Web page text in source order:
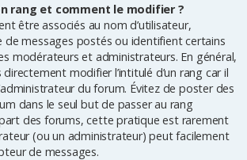
rang et comment le modifier ?
être associés au nom d’utilisateur,
de messages postés ou identifient certains
modérateurs et administrateurs. En général,
modifier l’intitulé d’un rang car il
du forum. Évitez de poster des
dans le seul but de passer au rang
des forums, cette pratique est rarement
(ou un administrateur) peut facilement
de messages.